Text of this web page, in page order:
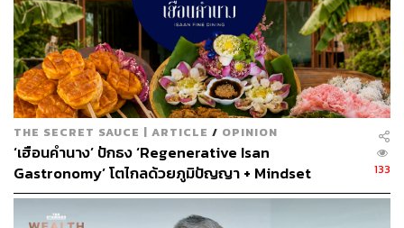
THE SECRET SAUCE | ARTICLE / OPINION
‘เฮือนคำนาง’ ปักธง ‘Regenerative Isan
Gastronomy’ โตไกลด้วยภูมิปัญญา + Mindset
133